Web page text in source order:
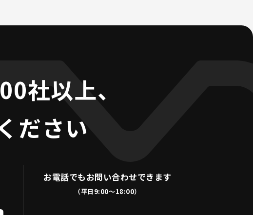
社以上、
ださい
お電話でもお問い合わせできます
（平日9:00〜18:00）